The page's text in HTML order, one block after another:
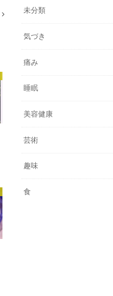
未分類
気づき
痛み
睡眠
美容健康
芸術
趣味
食